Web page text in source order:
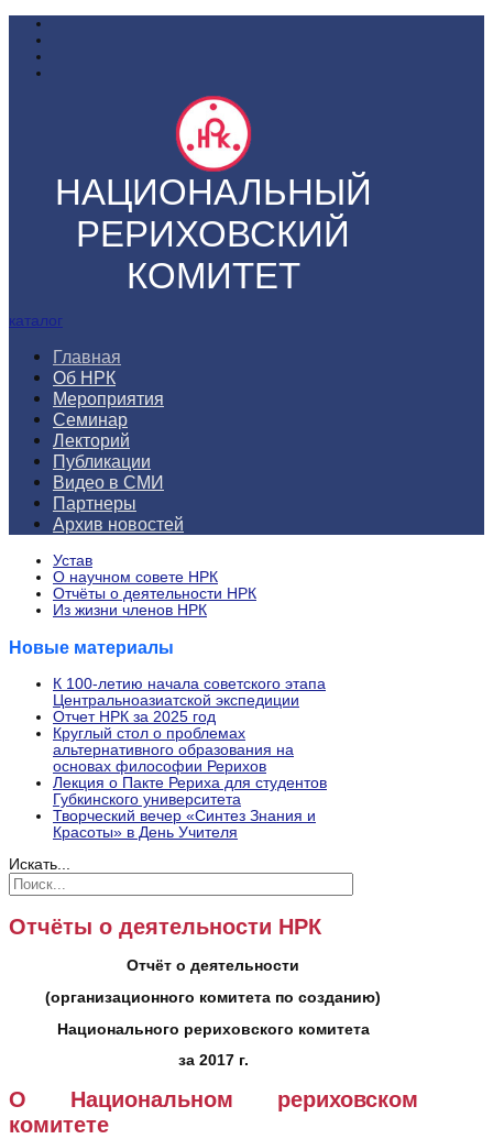
НАЦИОНАЛЬНЫЙ
РЕРИХОВСКИЙ
КОМИТЕТ
каталог
Главная
Об НРК
Мероприятия
Семинар
Лекторий
Публикации
Видео в СМИ
Партнеры
Архив новостей
Устав
О научном совете НРК
Отчёты о деятельности НРК
Из жизни членов НРК
Новые материалы
К 100-летию начала советского этапа
Центральноазиатской экспедиции
Отчет НРК за 2025 год
Круглый стол о проблемах
альтернативного образования на
основах философии Рерихов
Лекция о Пакте Рериха для студентов
Губкинского университета
Творческий вечер «Синтез Знания и
Красоты» в День Учителя
Искать...
Отчёты о деятельности НРК
Отчёт о деятельности
(организационного комитета по созданию)
Национального рериховского комитета
за 2017 г.
О Национальном рериховском
комитете